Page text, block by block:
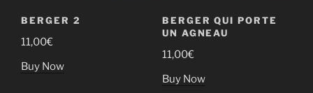
BERGER 2
11,00€
Buy Now
BERGER QUI PORTE
UN AGNEAU
11,00€
Buy Now